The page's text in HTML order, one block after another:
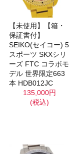
【未使用】【箱・
保証書付】
SEIKO(セイコー) 5
スポーツ SKXシリ
ーズ FTC コラボモ
デル 世界限定663
本 HDB012JC
135,000円
(税込)